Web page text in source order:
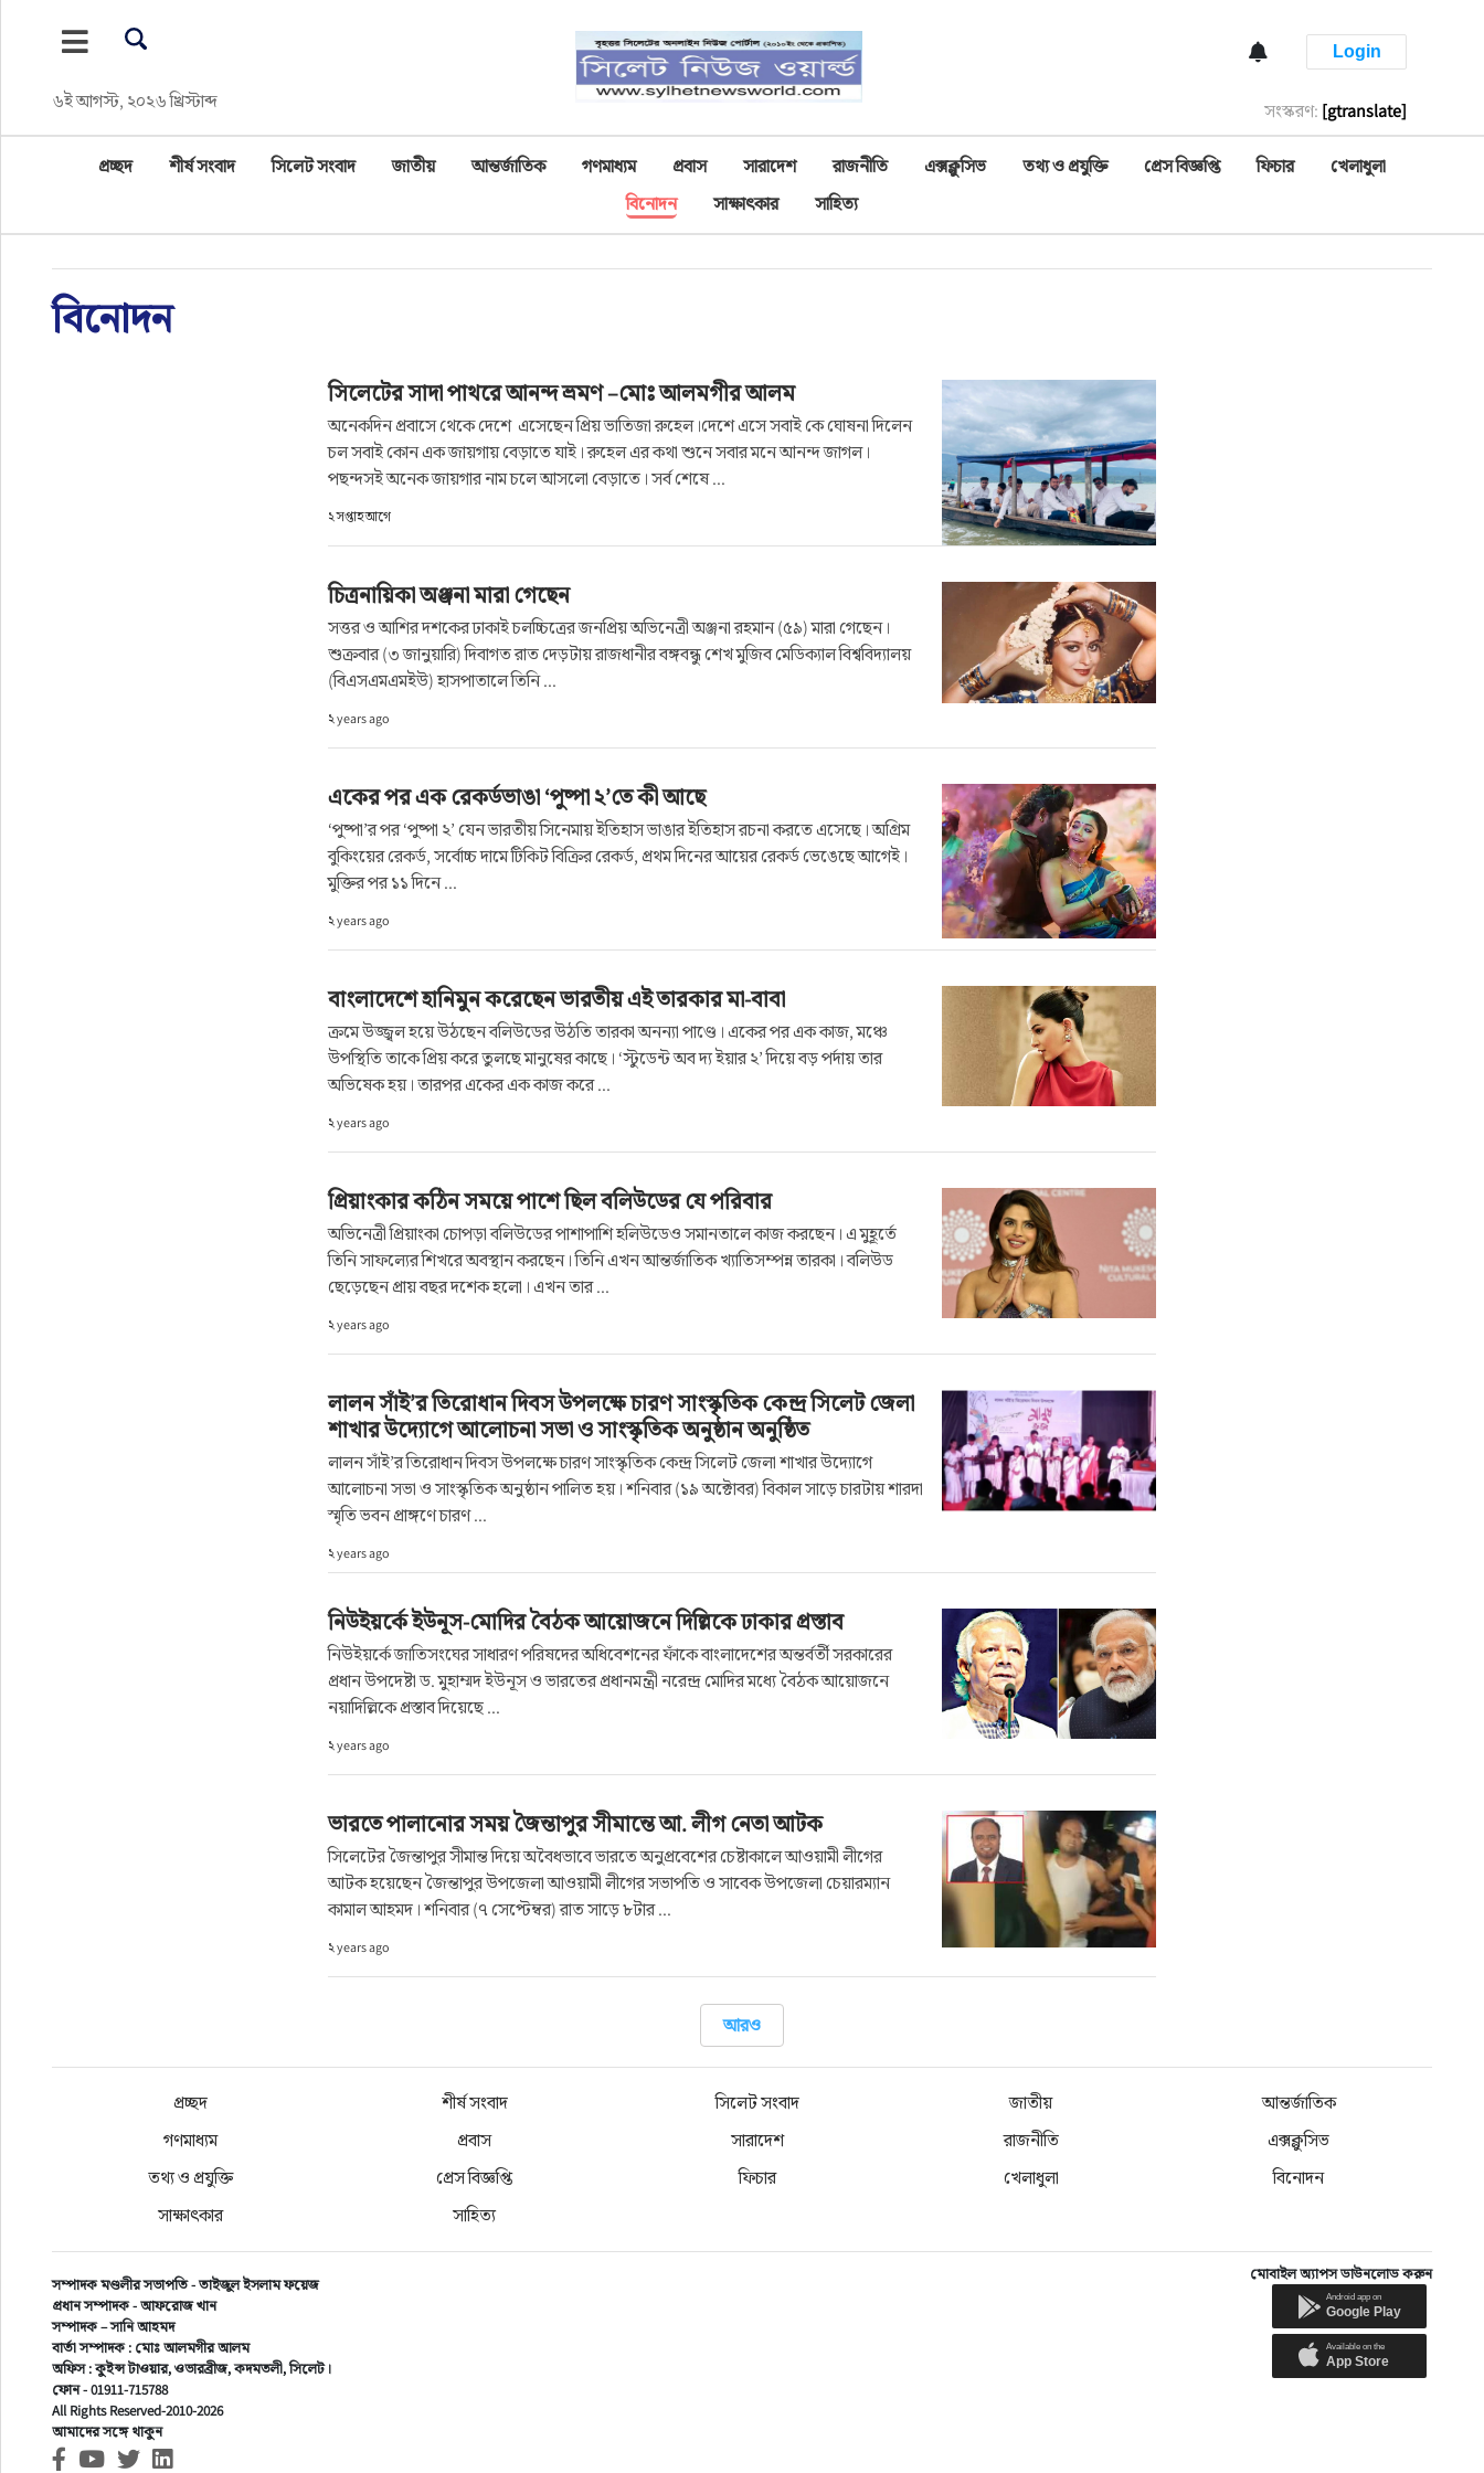
৬ই আগস্ট, ২০২৬ খ্রিস্টাব্দ
Login
সংস্করণ: [gtranslate]
আন্তর্জাতিক
প্রচ্ছদ শীর্ষ সংবাদ সিলেট সংবাদ জাতীয় আন্তর্জাতিক গণমাধ্যম প্রবাস সারাদেশ রাজনীতি এক্সক্লুসিভ তথ্য ও প্রযুক্তি প্রেস বিজ্ঞপ্তি ফিচার
খেলাধুলা
বিনোদন
সাক্ষাৎকার সাহিত্য
বিনোদন
সিলেটের সাদা পাথরে আনন্দ ভ্রমণ –মোঃ আলমগীর আলম
অনেকদিন প্রবাসে থেকে দেশে এসেছেন প্রিয় ভাতিজা রুহেল।দেশে এসে সবাই কে ঘোষনা দিলেন
চল সবাই কোন এক জায়গায় বেড়াতে যাই। রুহেল এর কথা শুনে সবার মনে আনন্দ জাগল।
পছন্দসই অনেক জায়গার নাম চলে আসলো বেড়াতে। সর্ব শেষে ...
২ সপ্তাহ আগে
চিত্রনায়িকা অঞ্জনা মারা গেছেন
সত্তর ও আশির দশকের ঢাকাই চলচ্চিত্রের জনপ্রিয় অভিনেত্রী অঞ্জনা রহমান (৫৯) মারা গেছেন।
শুক্রবার (৩ জানুয়ারি) দিবাগত রাত দেড়টায় রাজধানীর বঙ্গবন্ধু শেখ মুজিব মেডিক্যাল বিশ্ববিদ্যালয়
(বিএসএমএমইউ) হাসপাতালে তিনি ...
২ years ago
একের পর এক রেকর্ডভাঙা ‘পুষ্পা ২’তে কী আছে
‘পুষ্পা’র পর ‘পুষ্পা ২’ যেন ভারতীয় সিনেমায় ইতিহাস ভাঙার ইতিহাস রচনা করতে এসেছে। অগ্রিম
বুকিংয়ের রেকর্ড, সর্বোচ্চ দামে টিকিট বিক্রির রেকর্ড, প্রথম দিনের আয়ের রেকর্ড ভেঙেছে আগেই।
মুক্তির পর ১১ দিনে ...
২ years ago
বাংলাদেশে হানিমুন করেছেন ভারতীয় এই তারকার মা-বাবা
ক্রমে উজ্জ্বল হয়ে উঠছেন বলিউডের উঠতি তারকা অনন্যা পাণ্ডে। একের পর এক কাজ, মঞ্চে
উপস্থিতি তাকে প্রিয় করে তুলছে মানুষের কাছে। ‘স্টুডেন্ট অব দ্য ইয়ার ২’ দিয়ে বড় পর্দায় তার
অভিষেক হয়। তারপর একের এক কাজ করে ...
২ years ago
প্রিয়াংকার কঠিন সময়ে পাশে ছিল বলিউডের যে পরিবার
অভিনেত্রী প্রিয়াংকা চোপড়া বলিউডের পাশাপাশি হলিউডেও সমানতালে কাজ করছেন। এ মুহূর্তে
তিনি সাফল্যের শিখরে অবস্থান করছেন। তিনি এখন আন্তর্জাতিক খ্যাতিসম্পন্ন তারকা। বলিউড
ছেড়েছেন প্রায় বছর দশেক হলো। এখন তার ...
২ years ago
লালন সাঁই’র তিরোধান দিবস উপলক্ষে চারণ সাংস্কৃতিক কেন্দ্র সিলেট জেলা
শাখার উদ্যোগে আলোচনা সভা ও সাংস্কৃতিক অনুষ্ঠান অনুষ্ঠিত
লালন সাঁই’র তিরোধান দিবস উপলক্ষে চারণ সাংস্কৃতিক কেন্দ্র সিলেট জেলা শাখার উদ্যোগে
আলোচনা সভা ও সাংস্কৃতিক অনুষ্ঠান পালিত হয়। শনিবার (১৯ অক্টোবর) বিকাল সাড়ে চারটায় শারদা
স্মৃতি ভবন প্রাঙ্গণে চারণ ...
২ years ago
নিউইয়র্কে ইউনূস-মোদির বৈঠক আয়োজনে দিল্লিকে ঢাকার প্রস্তাব
নিউইয়র্কে জাতিসংঘের সাধারণ পরিষদের অধিবেশনের ফাঁকে বাংলাদেশের অন্তর্বর্তী সরকারের
প্রধান উপদেষ্টা ড. মুহাম্মদ ইউনূস ও ভারতের প্রধানমন্ত্রী নরেন্দ্র মোদির মধ্যে বৈঠক আয়োজনে
নয়াদিল্লিকে প্রস্তাব দিয়েছে ...
২ years ago
ভারতে পালানোর সময় জৈন্তাপুর সীমান্তে আ. লীগ নেতা আটক
সিলেটের জৈন্তাপুর সীমান্ত দিয়ে অবৈধভাবে ভারতে অনুপ্রবেশের চেষ্টাকালে আওয়ামী লীগের
আটক হয়েছেন জৈন্তাপুর উপজেলা আওয়ামী লীগের সভাপতি ও সাবেক উপজেলা চেয়ারম্যান
কামাল আহমদ। শনিবার (৭ সেপ্টেম্বর) রাত সাড়ে ৮টার ...
২ years ago
আরও
প্রচ্ছদ শীর্ষ সংবাদ সিলেট সংবাদ জাতীয়
আন্তর্জাতিক
গণমাধ্যম
প্রবাস সারাদেশ রাজনীতি
এক্সক্লুসিভ
তথ্য ও প্রযুক্তি
প্রেস বিজ্ঞপ্তি ফিচার খেলাধুলা
বিনোদন
সাক্ষাৎকার
সাহিত্য
সম্পাদক মণ্ডলীর সভাপতি - তাইজুল ইসলাম ফয়েজ
প্রধান সম্পাদক - আফরোজ খান
সম্পাদক – সানি আহমদ
বার্তা সম্পাদক : মোঃ আলমগীর আলম
অফিস : কুইন্স টাওয়ার, ওভারব্রীজ, কদমতলী, সিলেট।
ফোন - 01911-715788
All Rights Reserved-2010-2026
আমাদের সঙ্গে থাকুন
মোবাইল অ্যাপস ডাউনলোড করুন